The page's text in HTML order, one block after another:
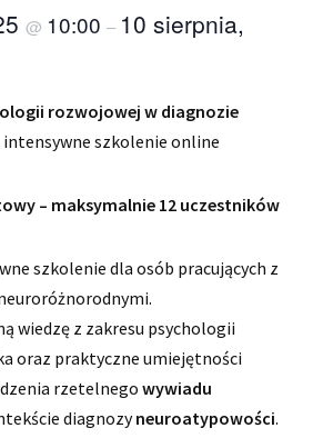
@ 10:00 – 10 sierpnia,
rozwojowej w diagnozie
intensywne szkolenie online
– maksymalnie 12 uczestników
szkolenie dla osób pracujących z
wiedzę z zakresu psychologii
oraz praktyczne umiejętności
rzetelnego wywiadu
diagnozyneuroatypowości.